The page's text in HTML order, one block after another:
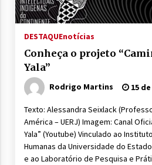
DESTAQUEnotícias
Conheça o projeto
Yala”
Rodrigo Martins 15
Texto: Alessandra Seixlack
América – UERJ) Imagem: Canal
Yala” (Youtube) Vinculado ao
Humanas da Universidade do
e ao Laboratório de Pesquisa e